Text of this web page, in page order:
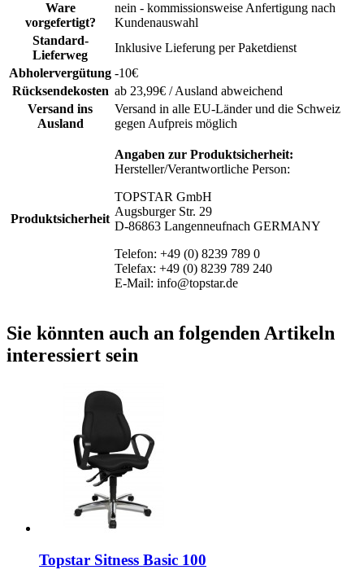
Ware
vorgefertigt?
nein - kommissionsweise Anfertigung nach
Kundenauswahl
Standard-
Lieferweg
Inklusive Lieferung per Paketdienst
Abholervergütung -10€
Rücksendekosten ab 23,99€ / Ausland abweichend
Versand ins
Ausland
Versand in alle EU-Länder und die Schweiz
gegen Aufpreis möglich
Produktsicherheit
Angaben zur Produktsicherheit:
Hersteller/Verantwortliche Person:
TOPSTAR GmbH
Augsburger Str. 29
D-86863 Langenneufnach GERMANY
Telefon: +49 (0) 8239 789 0
Telefax: +49 (0) 8239 789 240
E-Mail: info@topstar.de
Sie könnten auch an folgenden Artikeln
interessiert sein
Topstar Sitness Basic 100